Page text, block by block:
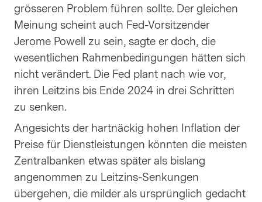
grösseren Problem führen sollte. Der gleichen
Meinung scheint auch Fed-Vorsitzender
Jerome Powell zu sein, sagte er doch, die
wesentlichen Rahmenbedingungen hätten sich
nicht verändert. Die Fed plant nach wie vor,
ihren Leitzins bis Ende 2024 in drei Schritten
zu senken.
Angesichts der hartnäckig hohen Inflation der
Preise für Dienstleistungen könnten die meisten
Zentralbanken etwas später als bislang
angenommen zu Leitzins-Senkungen
übergehen, die milder als ursprünglich gedacht